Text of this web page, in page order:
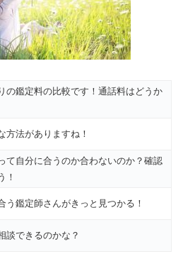
の鑑定料の比較です！通話料はどうか
方法がありますね！
て自分に合うのか合わないのか？確認
！
う鑑定師さんがきっと見つかる！
談できるのかな？